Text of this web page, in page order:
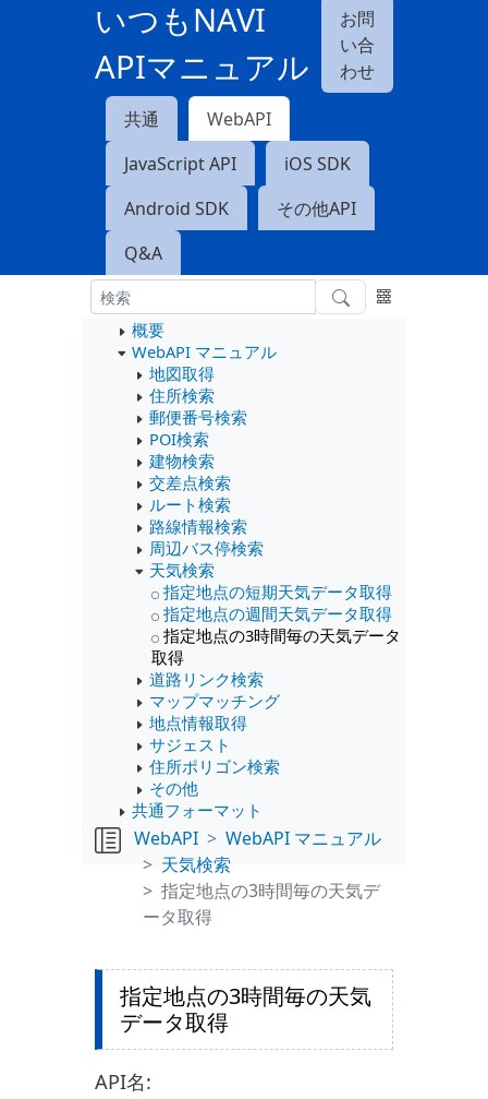
いつもNAVI
APIマニュアル
お問
い合
わせ
共通
WebAPI
JavaScript API
iOS SDK
Android SDK
その他API
Q&A
概要
WebAPI マニュアル
地図取得
住所検索
郵便番号検索
POI検索
建物検索
交差点検索
ルート検索
路線情報検索
周辺バス停検索
天気検索
指定地点の短期天気データ取得
指定地点の週間天気データ取得
指定地点の3時間毎の天気データ
取得
道路リンク検索
マップマッチング
地点情報取得
サジェスト
住所ポリゴン検索
その他
共通フォーマット
WebAPI
WebAPI マニュアル
天気検索
指定地点の3時間毎の天気デ
ータ取得
指定地点の3時間毎の天気
データ取得
API名: